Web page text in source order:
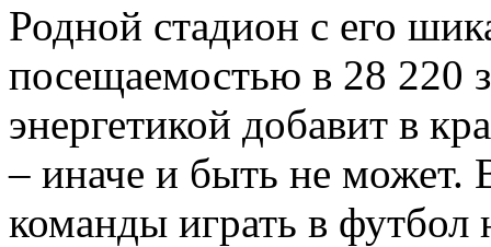
Родной стадион с его
посещаемостью в 28 220
энергетикой добавит в
– иначе и быть не может.
команды играть в футбол